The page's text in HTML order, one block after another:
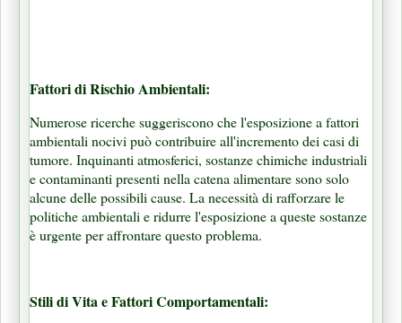
Fattori di Rischio Ambientali:
Numerose ricerche suggeriscono che l'esposizione a fattori
ambientali nocivi può contribuire all'incremento dei casi di
tumore. Inquinanti atmosferici, sostanze chimiche industriali
e contaminanti presenti nella catena alimentare sono solo
alcune delle possibili cause. La necessità di rafforzare le
politiche ambientali e ridurre l'esposizione a queste sostanze
è urgente per affrontare questo problema.
Stili di Vita e Fattori Comportamentali: